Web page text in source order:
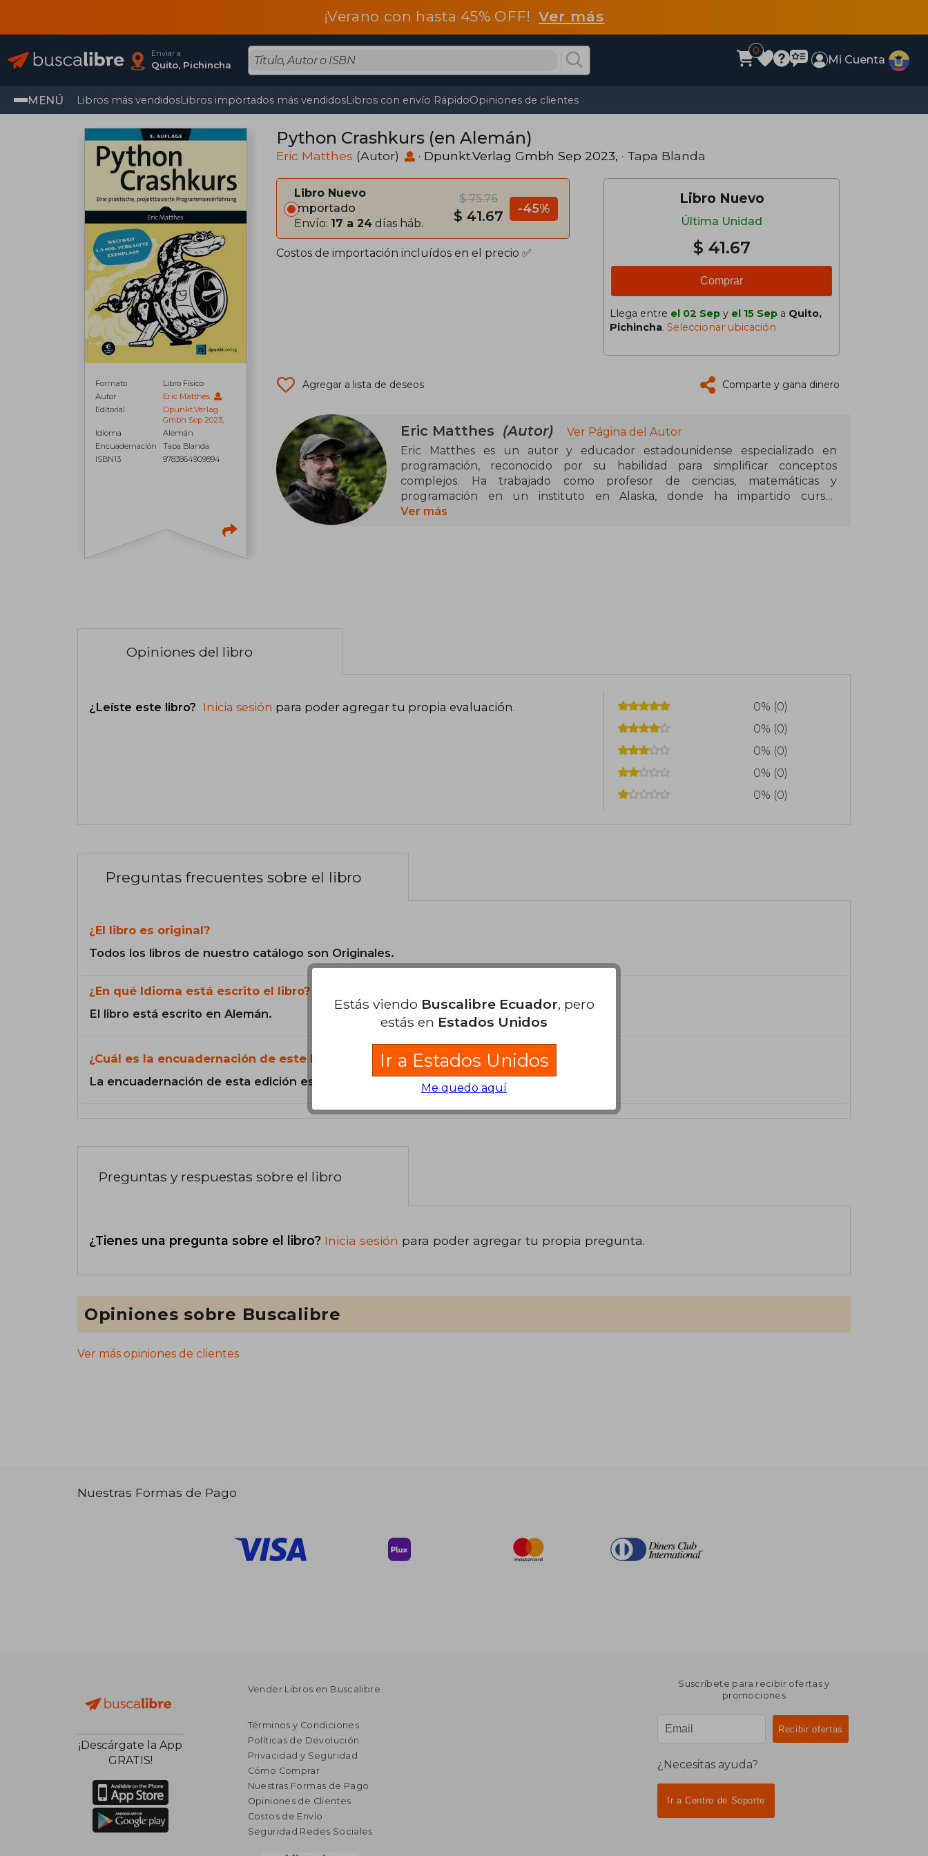
¡Verano con hasta 45% OFF!Ver más
Enviar a
Quito, Pichincha
0
Mi Cuenta
MENÚ Libros más vendidosLibros importados más vendidosLibros con envío RápidoOpiniones de clientes
Formato
Libro Físico
Autor
Eric Matthes
Editorial
Dpunkt.Verlag
Gmbh Sep 2023,
Idioma
Alemán
Encuadernación
Tapa Blanda
ISBN13
9783864909894
Python Crashkurs (en Alemán)
Eric Matthes (Autor) · Dpunkt.Verlag Gmbh Sep 2023, · Tapa Blanda
Libro Nuevo
Importado
Envío: 17 a 24 días háb.
$ 75.76
$ 41.67 -45%
Costos de importación incluídos en el precio ✅
Libro Nuevo
Última Unidad
$ 41.67
Comprar
Llega entre el 02 Sep y el 15 Sep a Quito,
Pichincha. Seleccionar ubicación
Agregar a lista de deseos Comparte y gana dinero
Eric Matthes (Autor)
Ver Página del Autor
​Eric Matthes es un autor y educador estadounidense especializado en
programación, reconocido por su habilidad para simplificar conceptos
complejos. Ha trabajado como profesor de ciencias, matemáticas y
programación en un instituto en Alaska, donde ha impartido cursos
introductorios de Python. Matthes ha estado escribiendo programas desde los
Ver más
Opiniones del libro
¿Leíste este libro? Inicia sesión para poder agregar tu propia evaluación.
0% (0)
0% (0)
0% (0)
0% (0)
0% (0)
Preguntas frecuentes sobre el libro
¿El libro es original?
Todos los libros de nuestro catálogo son Originales.
¿En qué Idioma está escrito el libro?
El libro está escrito en Alemán.
¿Cuál es la encuadernación de este libro?
La encuadernación de esta edición es Tapa Blanda.
Preguntas y respuestas sobre el libro
¿Tienes una pregunta sobre el libro? Inicia sesión para poder agregar tu propia pregunta.
Opiniones sobre Buscalibre
Ver más opiniones de clientes
Nuestras Formas de Pago
¡Descárgate la App
GRATIS!
Vender Libros en Buscalibre
Términos y Condiciones
Políticas de Devolución
Privacidad y Seguridad
Cómo Comprar
Nuestras Formas de Pago
Opiniones de Clientes
Costos de Envío
Seguridad Redes Sociales
Suscríbete para recibir ofertas y
promociones
¿Necesitas ayuda?
Ir a Centro de Soporte
Estás viendo Buscalibre Ecuador, pero
estás en Estados Unidos
Ir a Estados Unidos
Me quedo aquí